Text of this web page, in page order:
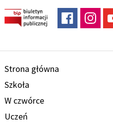
Strona główna
Szkoła
W czwórce
Uczeń